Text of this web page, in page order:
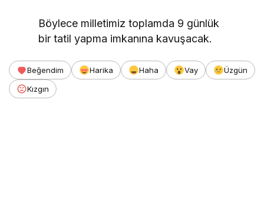
Böylece milletimiz toplamda 9 günlük
bir tatil yapma imkanına kavuşacak.
Beğendim Harika Haha Vay
Üzgün
Kızgın